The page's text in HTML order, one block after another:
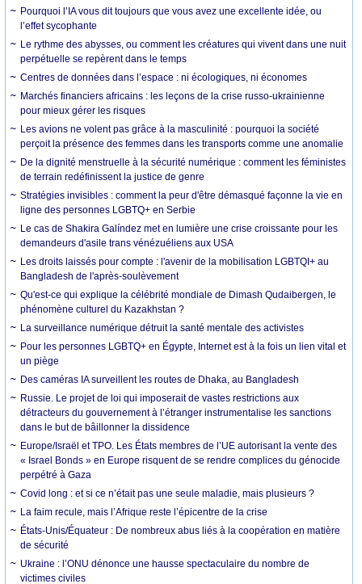
Pourquoi l’IA vous dit toujours que vous avez une excellente idée, ou
l’effet sycophante
Le rythme des abysses, ou comment les créatures qui vivent dans une nuit
perpétuelle se repèrent dans le temps
Centres de données dans l’espace : ni écologiques, ni économes
Marchés financiers africains : les leçons de la crise russo-ukrainienne
pour mieux gérer les risques
Les avions ne volent pas grâce à la masculinité : pourquoi la société
perçoit la présence des femmes dans les transports comme une anomalie
De la dignité menstruelle à la sécurité numérique : comment les féministes
de terrain redéfinissent la justice de genre
Stratégies invisibles : comment la peur d'être démasqué façonne la vie en
ligne des personnes LGBTQ+ en Serbie
Le cas de Shakira Galíndez met en lumière une crise croissante pour les
demandeurs d'asile trans vénézuéliens aux USA
Les droits laissés pour compte : l'avenir de la mobilisation LGBTQI+ au
Bangladesh de l'après-soulèvement
Qu'est-ce qui explique la célébrité mondiale de Dimash Qudaibergen, le
phénomène culturel du Kazakhstan ?
La surveillance numérique détruit la santé mentale des activistes
Pour les personnes LGBTQ+ en Égypte, Internet est à la fois un lien vital et
un piège
Des caméras IA surveillent les routes de Dhaka, au Bangladesh
Russie. Le projet de loi qui imposerait de vastes restrictions aux
détracteurs du gouvernement à l’étranger instrumentalise les sanctions
dans le but de bâillonner la dissidence
Europe/Israël et TPO. Les États membres de l’UE autorisant la vente des
« Israel Bonds » en Europe risquent de se rendre complices du génocide
perpétré à Gaza
Covid long : et si ce n’était pas une seule maladie, mais plusieurs ?
La faim recule, mais l’Afrique reste l’épicentre de la crise
États-Unis/Équateur : De nombreux abus liés à la coopération en matière
de sécurité
Ukraine : l’ONU dénonce une hausse spectaculaire du nombre de
victimes civiles